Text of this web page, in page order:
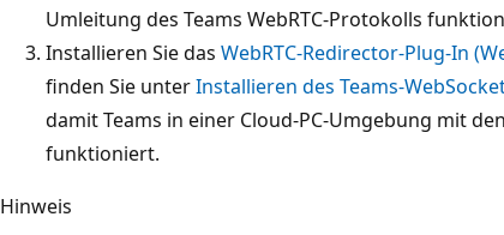
Umleitung des Teams WebRTC-Protokolls
Installieren Sie das WebRTC-Redirector-Plug-In
finden Sie unterInstallieren des Teams-
damit Teams in einer Cloud-PC-Umgebung mit
funktioniert.
Hinweis